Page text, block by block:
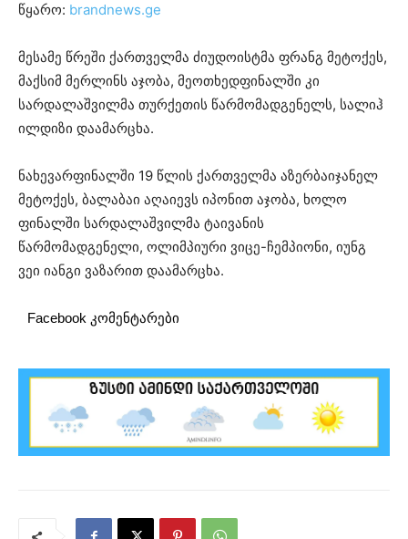
წყარო: brandnews.ge
მესამე წრეში ქართველმა ძიუდოისტმა ფრანგ მეტოქეს,
მაქსიმ მერლინს აჯობა, მეოთხედფინალში კი
სარდალაშვილმა თურქეთის წარმომადგენელს, სალიჰ
ილდიზი დაამარცხა.
ნახევარფინალში 19 წლის ქართველმა აზერბაიჯანელ
მეტოქეს, ბალაბაი აღაიევს იპონით აჯობა, ხოლო
ფინალში სარდალაშვილმა ტაივანის
წარმომადგენელი, ოლიმპიური ვიცე-ჩემპიონი, იუნგ
ვეი იანგი ვაზარით დაამარცხა.
Facebook კომენტარები